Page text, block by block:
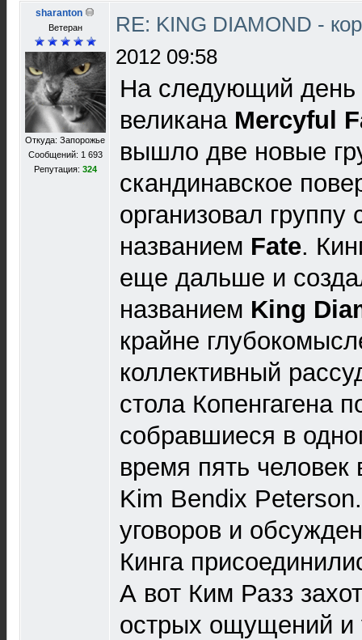
sharanton
Ветеран
Откуда: Запорожье
Сообщений: 1 693
Репутация: 324
RE: KING DIAMOND -
2012 09:58
На следующий день
великана Mercyful
вышло две новые
скандинавское
организовал
названием Fate.
еще дальше и
названием King
крайне
коллективный
стола Копенгагена
собравшиеся в
время пять
Kim Bendix
уговоров и
Кинга
А вот Ким Разз
острых ощущений и